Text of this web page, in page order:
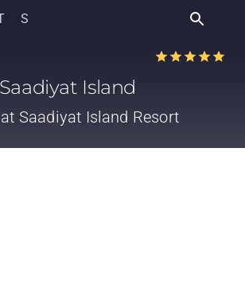
Island
Saadiyat Island Resort